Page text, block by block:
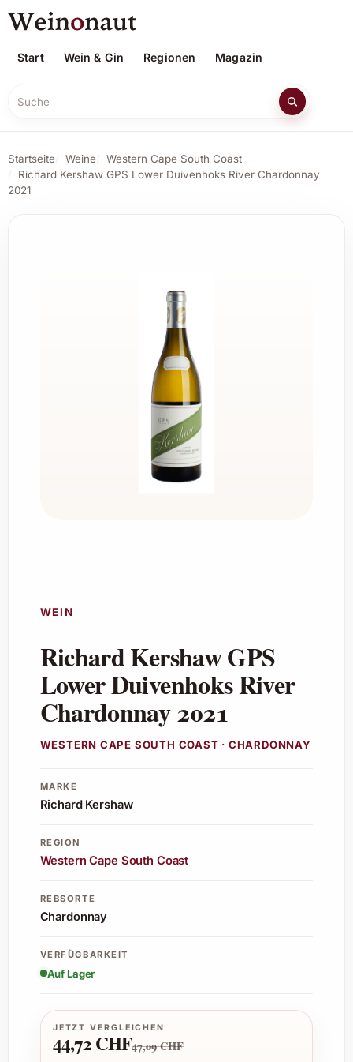
Start Wein & Gin Regionen Magazin
Suche
Startseite Weine
Western Cape South Coast
Richard Kershaw GPS Lower Duivenhoks River Chardonnay
2021
WEIN
Richard Kershaw GPS
Lower Duivenhoks River
Chardonnay 2021
WESTERN CAPE SOUTH COAST · CHARDONNAY
MARKE
Richard Kershaw
REGION
Western Cape South Coast
REBSORTE
Chardonnay
VERFÜGBARKEIT
Auf Lager
JETZT VERGLEICHEN
44,72 CHF47,09 CHF